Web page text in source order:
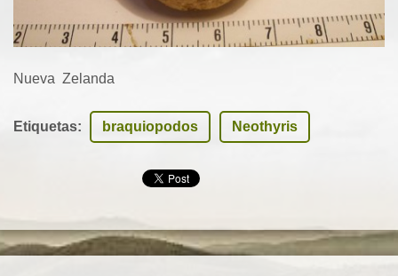
Nueva Zelanda
Etiquetas: braquiopodos Neothyris